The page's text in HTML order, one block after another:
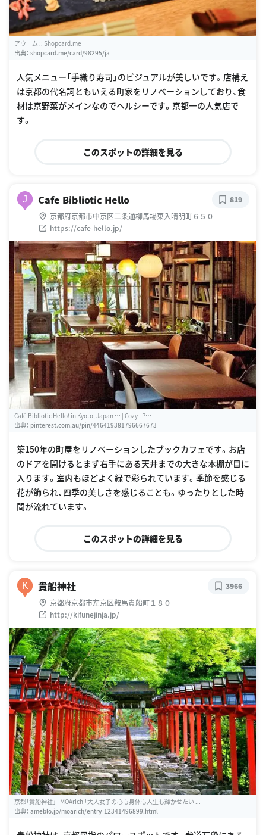
アウーム :: Shopcard.me
出典： shopcard.me/card/98295/ja
人気メニュー「手織り寿司」のビジュアルが美しいです。店構え
は京都の代名詞ともいえる町家をリノベーションしており、食
材は京野菜がメインなのでヘルシーです。京都一の人気店で
す。
このスポットの詳細を見る
J Cafe Bibliotic Hello
京都府京都市中京区二条通柳馬場東入晴明町６５０
https://cafe-hello.jp/
819
Café Bibliotic Hello! in Kyoto, Japan … | Cozy | P…
出典： pinterest.com.au/pin/446419381796667673
築150年の町屋をリノベーションしたブックカフェです。お店
のドアを開けるとまず右手にある天井までの大きな本棚が目に
入ります。室内もほどよく緑で彩られています。季節を感じる
花が飾られ、四季の美しさを感じることも。ゆったりとした時
間が流れています。
このスポットの詳細を見る
K 貴船神社
京都府京都市左京区鞍馬貴船町１８０
http://kifunejinja.jp/
3966
京都「貴船神社」 | MOArich 「大人女子の心も身体も人生も輝かせたい ...
出典： ameblo.jp/moarich/entry-12341496899.html